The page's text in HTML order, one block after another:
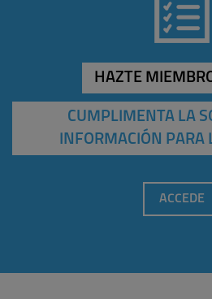
HAZTE
CUMPLIMENTA LA
INFORMACIÓN PARA
ACCEDE